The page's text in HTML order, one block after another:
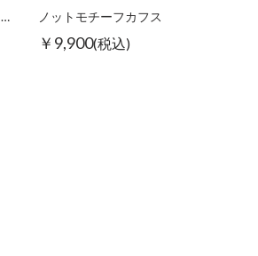
【スワンク】ナイフ＆フォークピンズ ノットモチーフカフス
￥9,900(税込)